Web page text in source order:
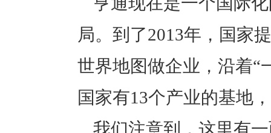
局。到了2013年，国家
世界地图做企业，沿着“
国家有13个产业的基地
我们注意到，这里有